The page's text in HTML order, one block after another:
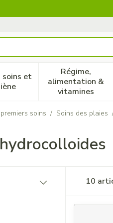
soins et
Afficher le sous-menu pour
Régime,
alimentation &
vitamines
Afficher
soins / Soins des plaies
10